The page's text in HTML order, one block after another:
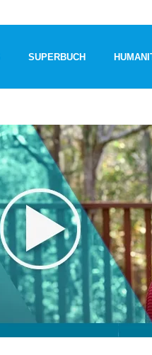
SUPERBUCH